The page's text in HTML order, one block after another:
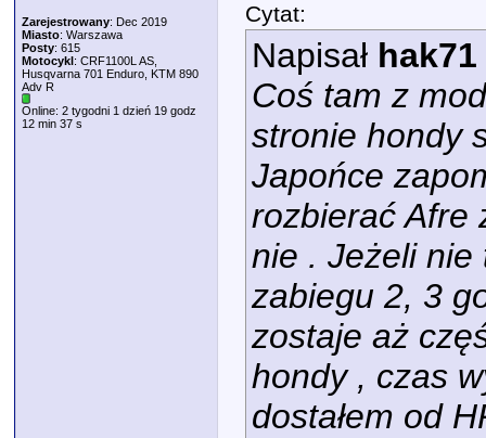
Zarejestrowany: Dec 2019
Miasto: Warszawa
Posty: 615
Motocykl: CRF1100L AS,
Husqvarna 701 Enduro, KTM 890
Adv R
Online: 2 tygodni 1 dzień 19 godz
12 min 37 s
Cytat:
Napisał hak71
Coś tam z
stronie hondy
Japońce
rozbierać Afre
nie . Jeżeli nie
zabiegu 2, 3
zostaje aż
hondy , czas
dostałem od